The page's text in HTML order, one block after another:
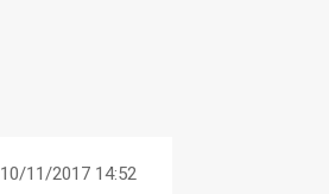
10/11/2017 14:52